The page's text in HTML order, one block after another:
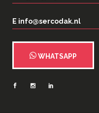
E info@sercodak.nl
WHATSAPP